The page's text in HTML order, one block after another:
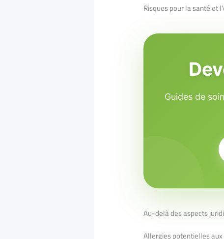
Risques pour la santé et
Guides de
Au-delà des aspects
Allergies potentielles